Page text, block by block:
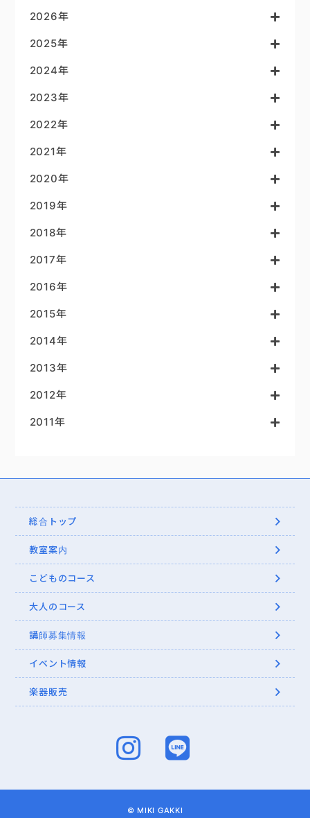
2026年
2025年
2024年
2023年
2022年
2021年
2020年
2019年
2018年
2017年
2016年
2015年
2014年
2013年
2012年
2011年
総合トップ
教室案内
こどものコース
大人のコース
講師募集情報
イベント情報
楽器販売
© MIKI GAKKI